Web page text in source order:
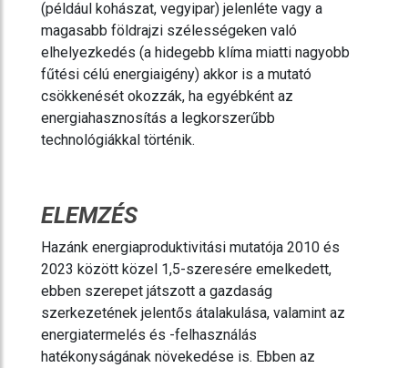
(például kohászat, vegyipar) jelenléte vagy a
magasabb földrajzi szélességeken való
elhelyezkedés (a hidegebb klíma miatti nagyobb
fűtési célú energiaigény) akkor is a mutató
csökkenését okozzák, ha egyébként az
energiahasznosítás a legkorszerűbb
technológiákkal történik.
ELEMZÉS
Hazánk energiaproduktivitási mutatója 2010 és
2023 között közel 1,5-szeresére emelkedett,
ebben szerepet játszott a gazdaság
szerkezetének jelentős átalakulása, valamint az
energiatermelés és -felhasználás
hatékonyságának növekedése is. Ebben az